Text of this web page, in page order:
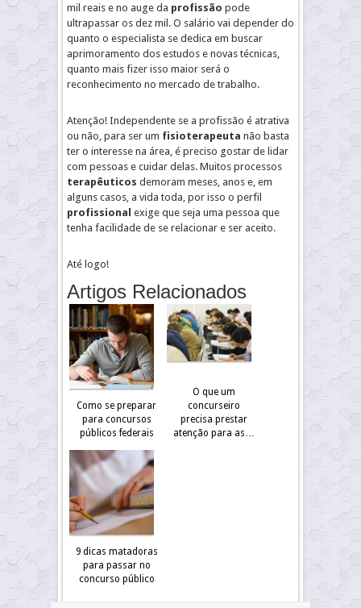
mil reais e no auge da profissão pode
ultrapassar os dez mil. O salário vai depender do
quanto o especialista se dedica em buscar
aprimoramento dos estudos e novas técnicas,
quanto mais fizer isso maior será o
reconhecimento no mercado de trabalho.
Atenção! Independente se a profissão é atrativa
ou não, para ser um fisioterapeuta não basta
ter o interesse na área, é preciso gostar de lidar
com pessoas e cuidar delas. Muitos processos
terapêuticos demoram meses, anos e, em
alguns casos, a vida toda, por isso o perfil
profissional exige que seja uma pessoa que
tenha facilidade de se relacionar e ser aceito.
Até logo!
Artigos Relacionados
Como se preparar
para concursos
públicos federais
O que um
concurseiro
precisa prestar
atenção para as…
9 dicas matadoras
para passar no
concurso público